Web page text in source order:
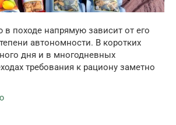
в походе напрямую зависит от его
автономности. В коротких
дня и в многодневных
требования к рациону заметно